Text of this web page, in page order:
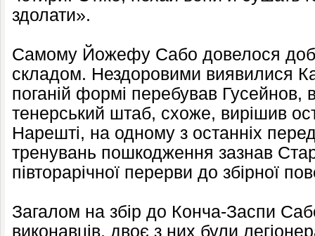
здолати».
Самому Йожефу Сабо довелося
складом. Нездоровими виявилися
поганій формі перебував Гусейнов,
тенерський штаб, схоже, вирішив
Нарешті, на одному з останніх
тренувань пошкодження зазнав
півторарічної перерви до збірної
Загалом на збір до Конча-Заспи
виконавців, двоє з них були